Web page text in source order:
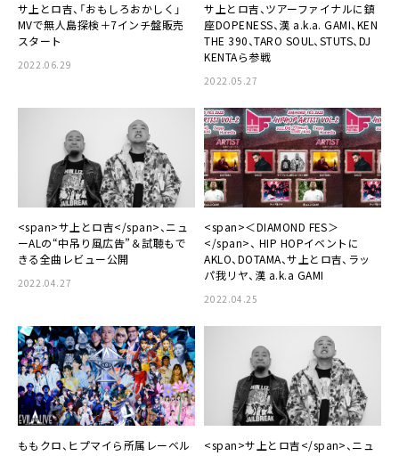
サ上とロ吉、「おもしろおかしく」
MVで無人島探検＋7インチ盤販売
スタート
2022.06.29
サ上とロ吉、ツアーファイナルに鎮
座DOPENESS、漢 a.k.a. GAMI、KEN
THE 390、TARO SOUL、STUTS、DJ
KENTAら参戦
2022.05.27
<span>サ上とロ吉</span>、ニュ
ーALの“中吊り風広告”＆試聴もで
きる全曲レビュー公開
2022.04.27
<span>＜DIAMOND FES＞
</span>、 HIP HOPイベントに
AKLO、DOTAMA、サ上とロ吉、ラッ
パ我リヤ、漢 a.k.a GAMI
2022.04.25
ももクロ、ヒプマイら所属レーベル
<span>サ上とロ吉</span>、ニュ